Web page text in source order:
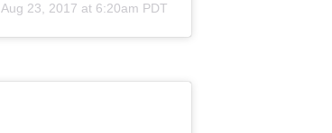
Aug 23, 2017 at 6:20am PDT